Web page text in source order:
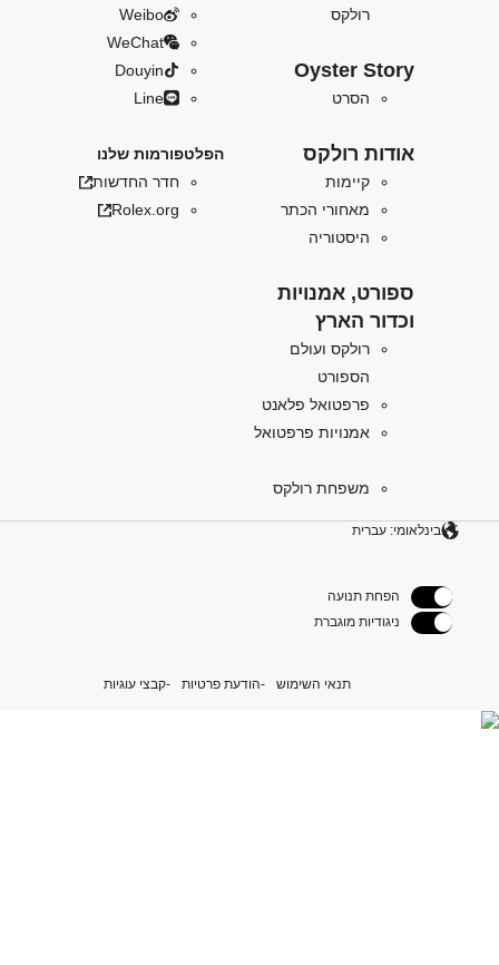
רולקס
Oyster Story
הסרט
אודות רולקס
קיימות
מאחורי הכתר
היסטוריה
ספורט, אמנויות
וכדור הארץ
רולקס ועולם
הספורט
פרפטואל פלאנט
אמנויות פרפטואל
משפחת רולקס
Weibo
WeChat
Douyin
Line
הפלטפורמות שלנו
חדר החדשות
Rolex.org
בינלאומי: עברית
הפחת תנועה
ניגודיות מוגברת
תנאי השימוש הודעת פרטיות קבצי עוגיות